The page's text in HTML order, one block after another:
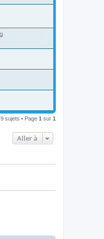
9 sujets • Page 1 sur 1
Aller à